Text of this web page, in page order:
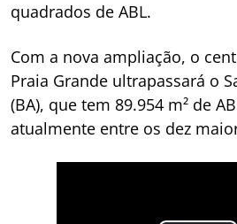
quadrados de ABL.
Com a nova ampliação, o
Praia Grande ultrapassará o
(BA), que tem 89.954 m² de
atualmente entre os dez